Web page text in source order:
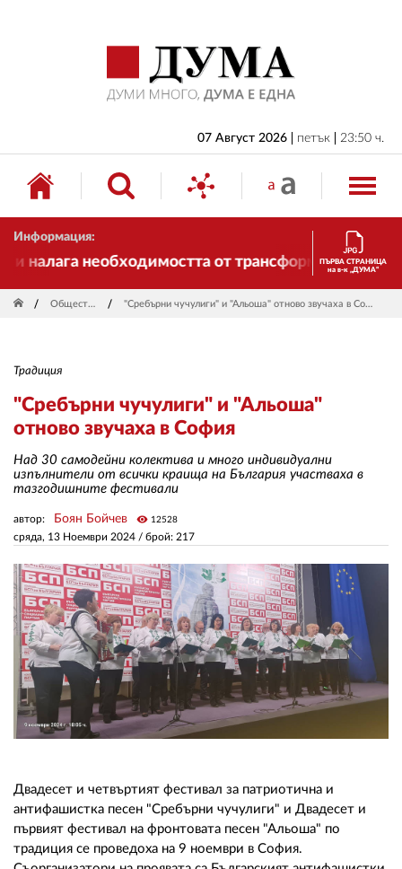
07 Август 2026 петък 23:50 ч.
Информация:
необходимостта от трансформации. ИПЪРВА СТРАНИЦА
на в-к „ДУМА“
Общество "Сребърни чучулиги" и "Альоша" отново звучаха в София
Традиция
"Сребърни чучулиги" и "Альоша"
отново звучаха в София
Над 30 самодейни колектива и много индивидуални
изпълнители от всички краища на България участваха в
тазгодишните фестивали
сряда, 13 Ноември 2024 / брой: 217
автор: Боян Бойчев visibility 12528
Двадесет и четвъртият фестивал за патриотична и
антифашистка песен "Сребърни чучулиги" и Двадесет и
първият фестивал на фронтовата песен "Альоша" по
традиция се проведоха на 9 ноември в София.
БЪЛГАРИЯ
ИКОНОМИКА
ИЗБОРИ
СВЯТ
АВТОРИ
РЕДАКЦИЯ
РЕКЛАМА
АБОНАМЕНТ
УСЛОВИЯ ЗА ПОЛЗВАНЕ
ПОЛИТИКА ЗА БИСКВИТКИТЕ
ПОЛИТИКАТА ЗА
02 975 20 35